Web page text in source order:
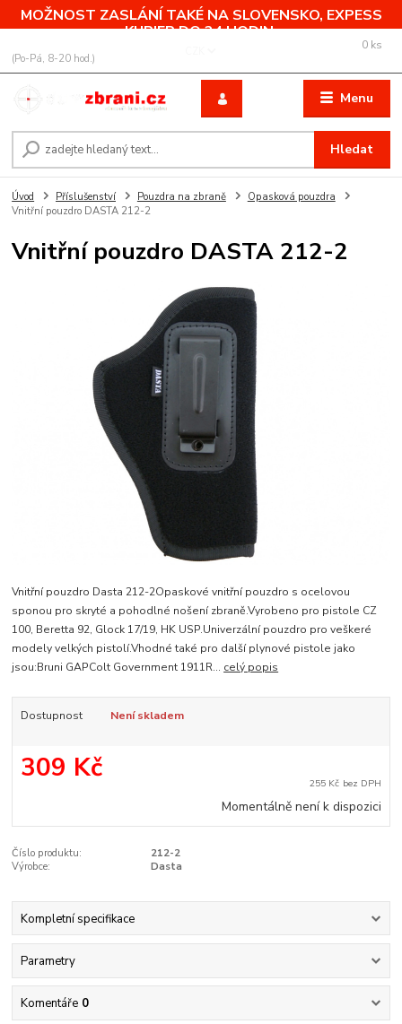
MOŽNOST ZASLÁNÍ TAKÉ NA SLOVENSKO, EXPESS
KURIER DO 24 HODIN.
Menu
Hledat
(Po-Pá, 8-20 hod.)
0 ks
Úvod Příslušenství Pouzdra na zbraně
Opasková pouzdra
Vnitřní pouzdro DASTA 212-2
Vnitřní pouzdro DASTA 212-2
Vnitřní pouzdro Dasta 212-2Opaskové vnitřní pouzdro s ocelovou
sponou pro skryté a pohodlné nošení zbraně.Vyrobeno pro pistole CZ
100, Beretta 92, Glock 17/19, HK USP.Univerzální pouzdro pro veškeré
modely velkých pistolí.Vhodné také pro další plynové pistole jako
jsou:Bruni GAPColt Government 1911R... celý popis
Dostupnost Není skladem
309 Kč 255 Kč bez DPH
Momentálně není k dispozici
Číslo produktu:
212-2
Výrobce:
Dasta
Kompletní specifikace
Parametry
Komentáře 0